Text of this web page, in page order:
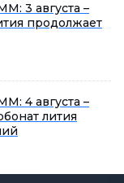
3 августа –
продолжает
4 августа –
лития